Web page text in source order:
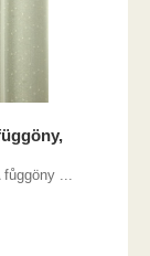
fůggöny ...